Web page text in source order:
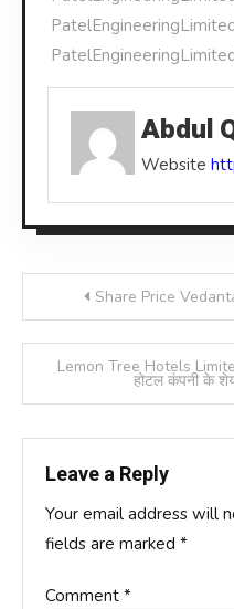
Abdul
Website
Post
navigation
Share Price
Lemon Tree Hotels
होटल कंपनी के
Leave a Reply
Your email address will
fields are marked *
Comment *